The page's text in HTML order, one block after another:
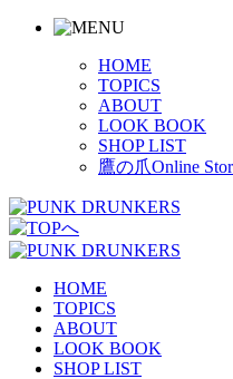
HOME
TOPICS
ABOUT
LOOK BOOK
SHOP LIST
鷹の爪Online
HOME
TOPICS
ABOUT
LOOK BOOK
SHOP LIST